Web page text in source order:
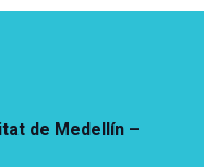
de Medellín –